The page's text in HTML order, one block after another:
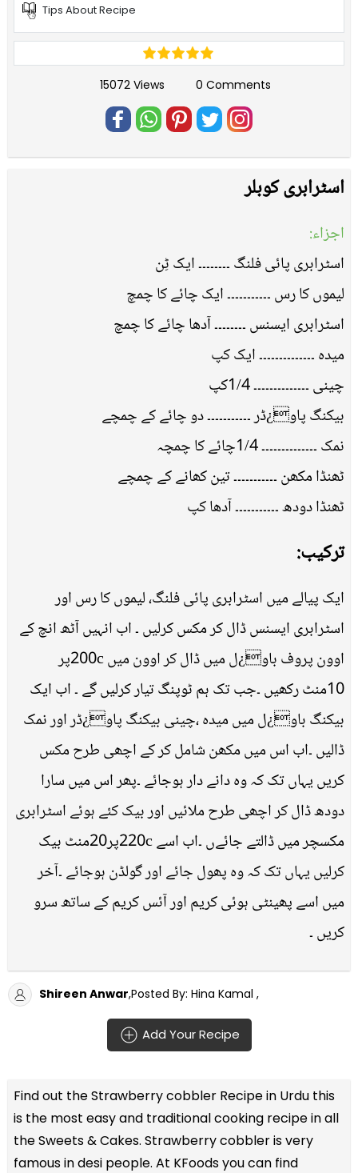
Tips About Recipe
15072 Views 0 Comments
اسٹرابری کوبلر
اجزاء:
اسٹرابری پائی فلنگ ۔۔۔۔۔۔۔۔ ایک ٹِن
لیموں کا رس ۔۔۔۔۔۔۔۔۔۔۔ ایک چائے کا چمچ
اسٹرابری ایسنس ۔۔۔۔۔۔۔۔ آدھا چائے کا چمچ
میدہ ۔۔۔۔۔۔۔۔۔۔۔۔۔۔ ایک کپ
چینی ۔۔۔۔۔۔۔۔۔۔۔۔۔۔ 1/4کپ
بیکنگ پاو¿ڈر ۔۔۔۔۔۔۔۔۔۔۔ دو چائے کے چمچے
نمک ۔۔۔۔۔۔۔۔۔۔۔۔۔۔ 1/4چائے کا چمچہ
ٹھنڈا مکھن ۔۔۔۔۔۔۔۔۔۔۔ تین کھانے کے چمچے
ٹھنڈا دودھ ۔۔۔۔۔۔۔۔۔۔۔ آدھا کپ
ترکیب:
ایک پیالے میں اسٹرابری پائی فلنگ، لیموں کا رس اور
اسٹرابری ایسنس ڈال کر مکس کرلیں ۔ اب انہیں آٹھ انچ کے
اوون پروف باو¿ل میں ڈال کر اوون میں 200cپر
10منٹ رکھیں ۔جب تک ہم ٹوپنگ تیار کرلیں گے ۔ اب ایک
بیکنگ باو¿ل میں میدہ ،چینی بیکنگ پاو¿ڈر اور نمک
ڈالیں ۔اب اس میں مکھن شامل کر کے اچھی طرح مکس
کریں یہاں تک کہ وہ دانے دار ہوجائے ۔پھر اس میں سارا
دودھ ڈال کر اچھی طرح ملائیں اور بیک کئے ہوئے اسٹرابری
مکسچر میں ڈالتے جائےں ۔اب اسے 220cپر20منٹ بیک
کرلیں یہاں تک کہ وہ پھول جائے اور گولڈن ہوجائے ۔آخر
میں اسے پھینٹی ہوئی کریم اور آئس کریم کے ساتھ سرو
کریں ۔
Shireen Anwar,Posted By: Hina Kamal ,
Add Your Recipe
Find out theStrawberry cobbler Recipe in Urdu this
is the most easy and traditional cooking recipe in all
theSweets & Cakes. Strawberry cobbler is very
famous in desi people. At KFoods you can find